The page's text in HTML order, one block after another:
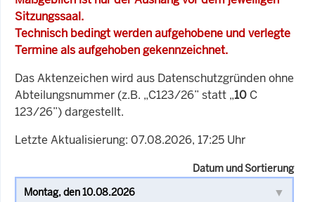
Sitzungssaal.
Technisch bedingt werden aufgehobene und verlegte
Termine als aufgehoben gekennzeichnet.
Das Aktenzeichen wird aus Datenschutzgründen ohne
Abteilungsnummer (z.B. „C123/26” statt „10 C
123/26”) dargestellt.
Letzte Aktualisierung: 07.08.2026, 17:25 Uhr
Datum und Sortierung